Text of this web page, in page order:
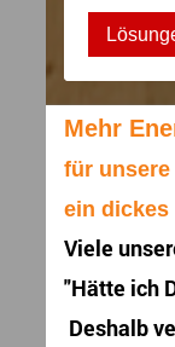
Mehr
für
ein dickes
Viele
"Hätte ich
Deshalb